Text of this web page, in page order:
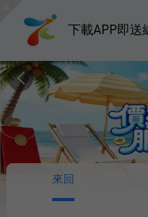
下載APP即送
來回